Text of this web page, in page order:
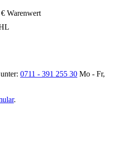
Warenwert
0711 - 391 255 30 Mo - Fr,
.